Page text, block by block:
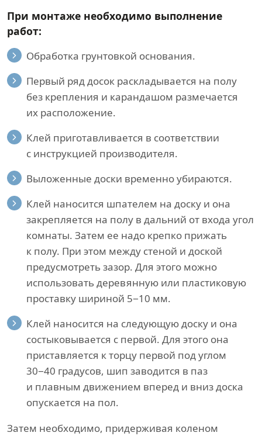
При монтаже необходимо выполнение
работ:
Обработка грунтовкой основания.
Первый ряд досок раскладывается на полу
без крепления и карандашом размечается
их расположение.
Клей приготавливается в соответствии
с инструкцией производителя.
Выложенные доски временно убираются.
Клей наносится шпателем на доску и она
закрепляется на полу в дальний от входа угол
комнаты. Затем ее надо крепко прижать
к полу. При этом между стеной и доской
предусмотреть зазор. Для этого можно
использовать деревянную или пластиковую
проставку шириной 5−10 мм.
Клей наносится на следующую доску и она
состыковывается с первой. Для этого она
приставляется к торцу первой под углом
30−40 градусов, шип заводится в паз
и плавным движением вперед и вниз доска
опускается на пол.
Затем необходимо, придерживая коленом